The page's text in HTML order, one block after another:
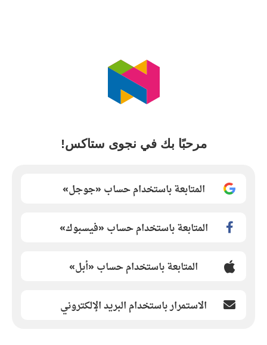
مرحبًا بك في نجوى ستاكس!
المتابعة باستخدام حساب «جوجل»
المتابعة باستخدام حساب «فيسبوك»
المتابعة باستخدام حساب «أبل»
الاستمرار باستخدام البريد الإلكتروني